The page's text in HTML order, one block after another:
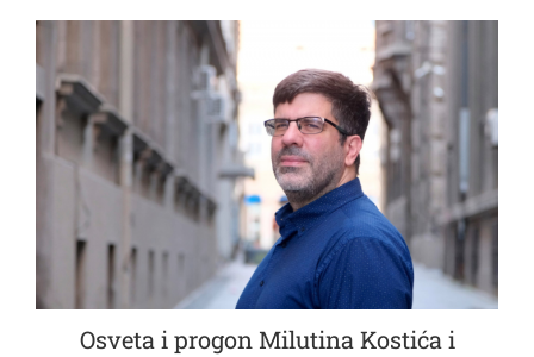
Osveta i progon Milutina Kostića i